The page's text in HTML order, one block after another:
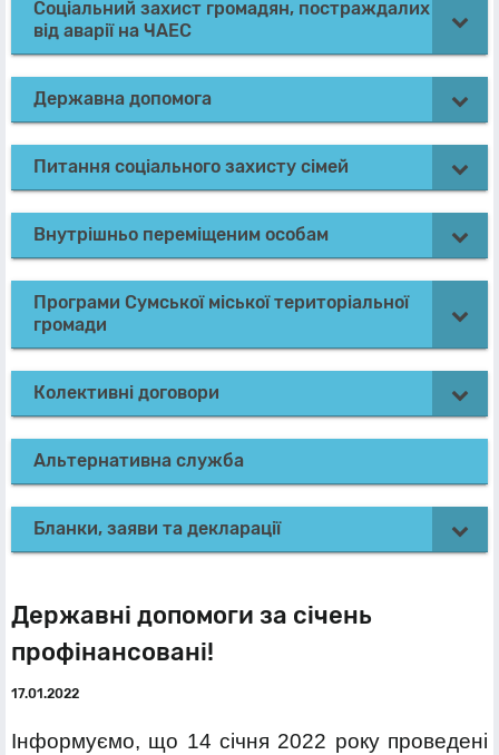
Соціальний захист громадян, постраждалих
від аварії на ЧАЕС
Державна допомога
Питання соціального захисту сімей
Внутрішньо переміщеним особам
Програми Сумської міської територіальної
громади
Колективні договори
Альтернативна служба
Бланки, заяви та декларації
Державні допомоги за січень
профінансовані!
17.01.2022
Інформуємо, що 14 січня 2022 року проведені